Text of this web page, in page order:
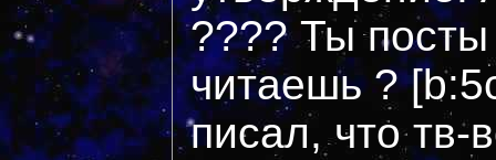
???? Ты
читаешь ?
писал, что тв-